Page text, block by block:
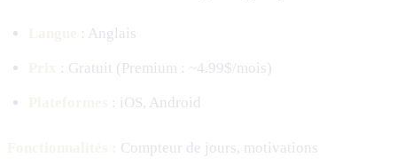
: Anglais
: Gratuit (Premium : ~4.99$/mois)
: iOS, Android
Compteur de jours, motivations